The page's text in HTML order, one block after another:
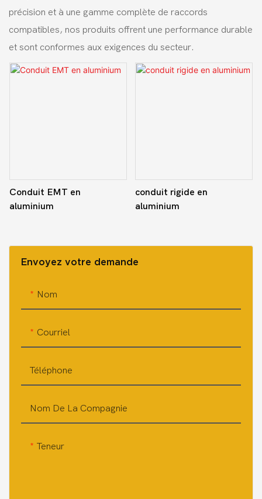
précision et à une gamme complète de raccords
compatibles, nos produits offrent une performance durable
et sont conformes aux exigences du secteur.
Envoyez votre demande
Nom
Courriel
Téléphone
Nom De La Compagnie
Teneur
Conduit EMT en
aluminium
conduit rigide en
aluminium